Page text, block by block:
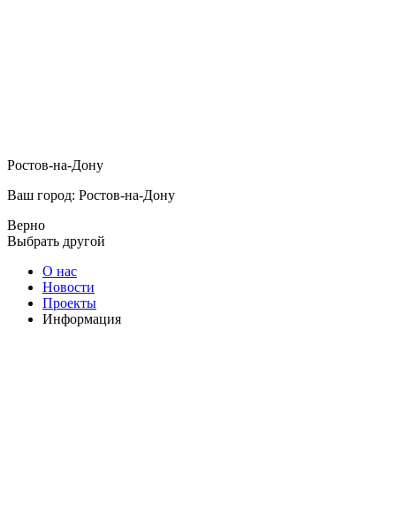
Ростов-на-Дону
Ваш город: Ростов-на-Дону
Верно
Выбрать другой
О нас
Новости
Проекты
Информация